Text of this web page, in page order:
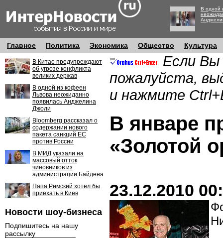
В одной
Главное Политика Экономика Общество Культура
В Китае предупреждают
об угрозе конфликта
великих держав
В одной из кофеен
Львова неожиданно
появилась Анджелина
Джоли
Bloomberg рассказал о
содержании нового
пакета санкций ЕС
против России
В МИД указали на
массовый отток
чиновников из
администрации Байдена
Папа Римский хотел бы
приехать в Киев
Новости шоу-бизнеса
Подпишитесь на нашу
рассылку
Если Вы
пожалуйста,
и нажмите
В январе
«Золотой
23.12.2010